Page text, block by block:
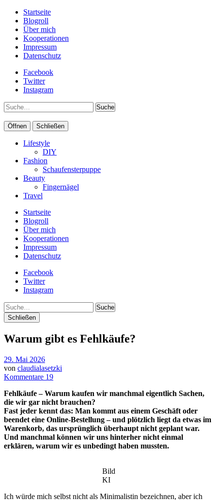
Startseite
Blogroll
Über mich
Kooperationen
Impressum
Datenschutz
Facebook
Twitter
Instagram
Suche
Öffnen Schließen
Lifestyle
DIY
Fashion
Schaufensterpuppe
Beauty
Fingernägel
Travel
Startseite
Blogroll
Über mich
Kooperationen
Impressum
Datenschutz
Facebook
Twitter
Instagram
Suche
Schließen
Warum gibt es Fehlkäufe?
29. Mai 2026
von claudialasetzki
Kommentare 19
Fehlkäufe – Warum kaufen wir manchmal eigentlich Sachen,
die wir gar nicht brauchen?
Fast jeder kennt das: Man kommt aus einem Geschäft oder
beendet eine Online-Bestellung – und plötzlich liegt da etwas im
Warenkorb, das ursprünglich überhaupt nicht geplant war.
Und manchmal können wir uns hinterher nicht einmal
erklären, warum wir es unbedingt haben mussten.
Bild
KI
Ich würde mich selbst nicht als Minimalistin bezeichnen, aber ich